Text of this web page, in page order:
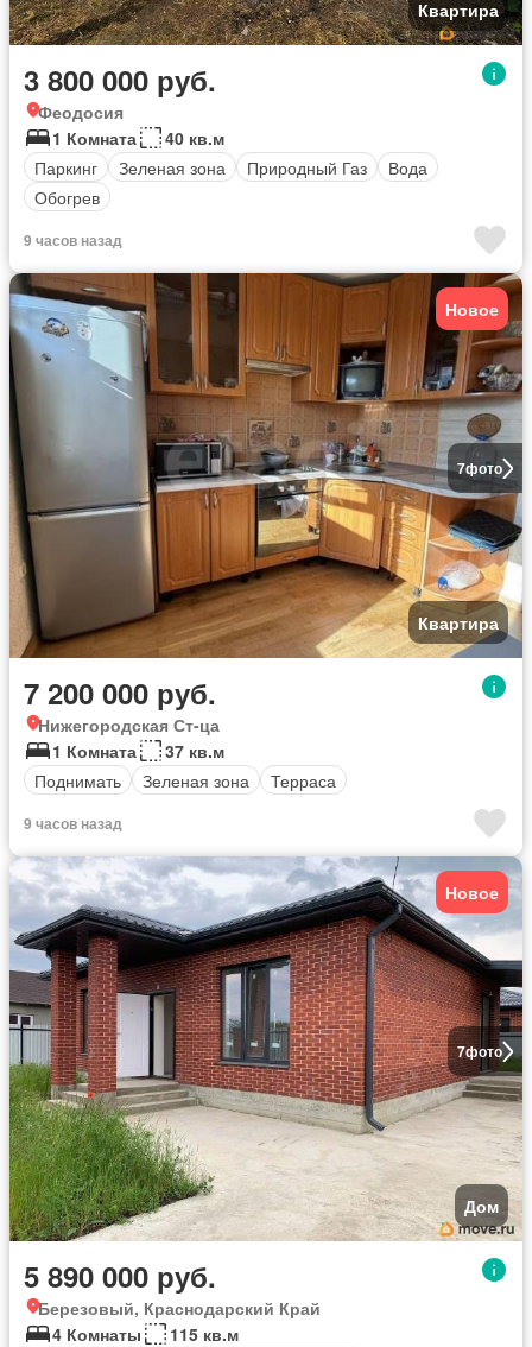
Квартира
3 800 000 руб.
Феодосия
1 Комната
40 кв.м
Паркинг
Зеленая зона Природный Газ
Вода
Обогрев
9 часов назад
7фото
Новое
Квартира
7 200 000 руб.
Нижегородская Ст-ца
1 Комната
37 кв.м
Поднимать
Зеленая зона Терраса
9 часов назад
7фото
Новое
Дом
5 890 000 руб.
Березовый, Краснодарский Край
4 Комнаты
115 кв.м